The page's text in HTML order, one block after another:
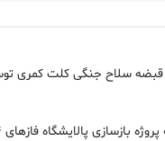
کشف و ضبط ۱۰ قبضه سلاح جنگی کلت
پالایشگاه فازهای ۴ و ۵ پارس جنوبی